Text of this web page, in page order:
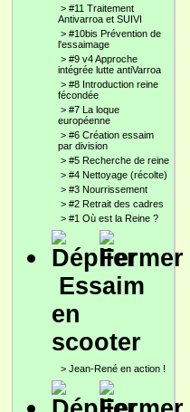
> #11 Traitement
Antivarroa et SUIVI
> #10bis Prévention de
l'essaimage
> #9 v4 Approche
intégrée lutte antiVarroa
> #8 Introduction reine
fécondée
> #7 La loque
européenne
> #6 Création essaim
par division
> #5 Recherche de reine
> #4 Nettoyage (récolte)
> #3 Nourrissement
> #2 Retrait des cadres
> #1 Où est la Reine ?
Essaim
en
scooter
> Jean-René en action !